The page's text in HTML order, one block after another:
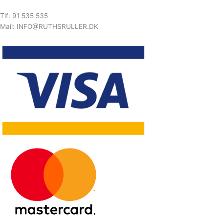
Tlf: 91 535 535
Mail: INFO@RUTHSRULLER.DK